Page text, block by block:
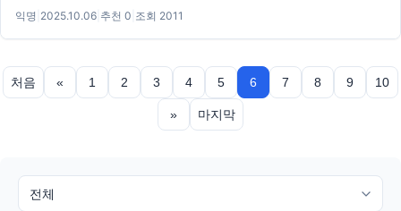
익명 2025.10.06 추천 0 조회 2011
처음 « 1 2 3 4 5 6 7 8 9 10
» 마지막